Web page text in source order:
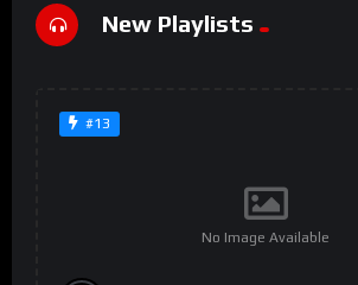
New Playlists
#13
No Image Available